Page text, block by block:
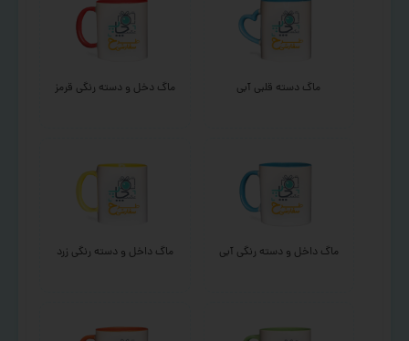
ماگ دسته قلبی آبی ماگ دخل و دسته رنگی قرمز
ماگ داخل و دسته رنگی آبی ماگ داخل و دسته رنگی زرد